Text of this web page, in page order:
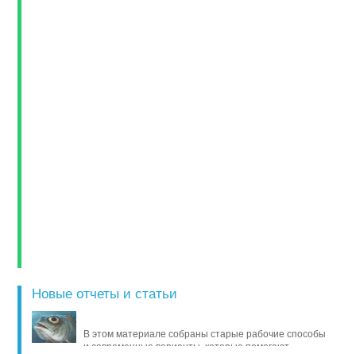
Новые отчеты и статьи
В этом материале собраны старые рабочие способы
и современные варианты, которые помогают